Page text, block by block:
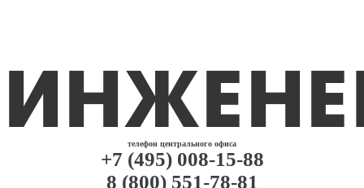
телефон центрального офиса
+7 (495) 008-15-88
8 (800) 551-78-81